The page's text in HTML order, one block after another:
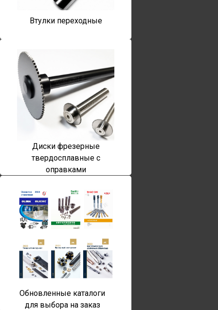
Втулки переходные
Диски фрезерные
твердосплавные с
оправками
Обновленные каталоги
для выбора на заказ